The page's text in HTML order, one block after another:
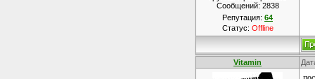
Сообщений: 2838
Репутация: 64
Статус: Offline
Vitamin